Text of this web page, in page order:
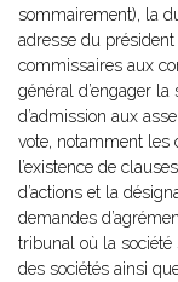
sommairement), la
adresse du
commissaires aux
général d’engager
d’admission aux
vote, notamment les
l’existence de
d’actions et la
demandes
tribunal où la
des sociétés ainsi